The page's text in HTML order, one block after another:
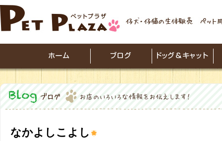
なかよしこよし